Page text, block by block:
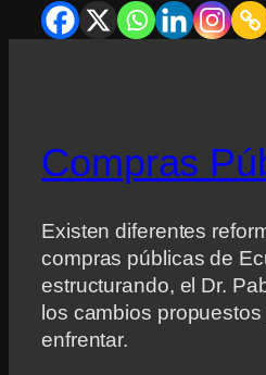
Compras
Existen diferentes
compras públicas de
estructurando, el Dr.
los cambios
enfrentar.